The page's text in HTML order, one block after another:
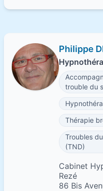
Philippe
trouble du
Thérapie
Troubles
(TND)
Cabinet
Rezé
86 Bis